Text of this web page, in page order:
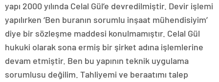
yapı 2000 yılında Celal Gül’e devredilmiştir. Devir işlemi
yapılırken ‘Ben buranın sorumlu inşaat mühendisiyim’
diye bir sözleşme maddesi konulmamıştır. Celal Gül
hukuki olarak sona ermiş bir şirket adına işlemlerine
devam etmiştir. Ben bu yapının teknik uygulama
sorumlusu değilim. Tahliyemi ve beraatımı talep